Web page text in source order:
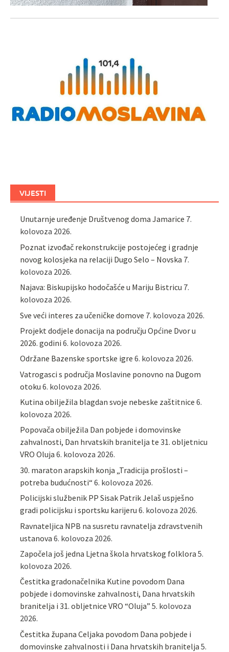
VIJESTI
Unutarnje uređenje Društvenog doma Jamarice 7.
kolovoza 2026.
Poznat izvođač rekonstrukcije postojećeg i gradnje
novog kolosjeka na relaciji Dugo Selo – Novska 7.
kolovoza 2026.
Najava: Biskupijsko hodočašće u Mariju Bistricu 7.
kolovoza 2026.
Sve veći interes za učeničke domove 7. kolovoza 2026.
Projekt dodjele donacija na području Općine Dvor u
2026. godini 6. kolovoza 2026.
Održane Bazenske sportske igre 6. kolovoza 2026.
Vatrogasci s područja Moslavine ponovno na Dugom
otoku 6. kolovoza 2026.
Kutina obilježila blagdan svoje nebeske zaštitnice 6.
kolovoza 2026.
Popovača obilježila Dan pobjede i domovinske
zahvalnosti, Dan hrvatskih branitelja te 31. obljetnicu
VRO Oluja 6. kolovoza 2026.
30. maraton arapskih konja „Tradicija prošlosti –
potreba budućnosti“ 6. kolovoza 2026.
Policijski službenik PP Sisak Patrik Jelaš uspješno
gradi policijsku i sportsku karijeru 6. kolovoza 2026.
Ravnateljica NPB na susretu ravnatelja zdravstvenih
ustanova 6. kolovoza 2026.
Započela još jedna Ljetna škola hrvatskog folklora 5.
kolovoza 2026.
Čestitka gradonačelnika Kutine povodom Dana
pobjede i domovinske zahvalnosti, Dana hrvatskih
branitelja i 31. obljetnice VRO “Oluja” 5. kolovoza
2026.
Čestitka župana Celjaka povodom Dana pobjede i
domovinske zahvalnosti i Dana hrvatskih branitelja 5.